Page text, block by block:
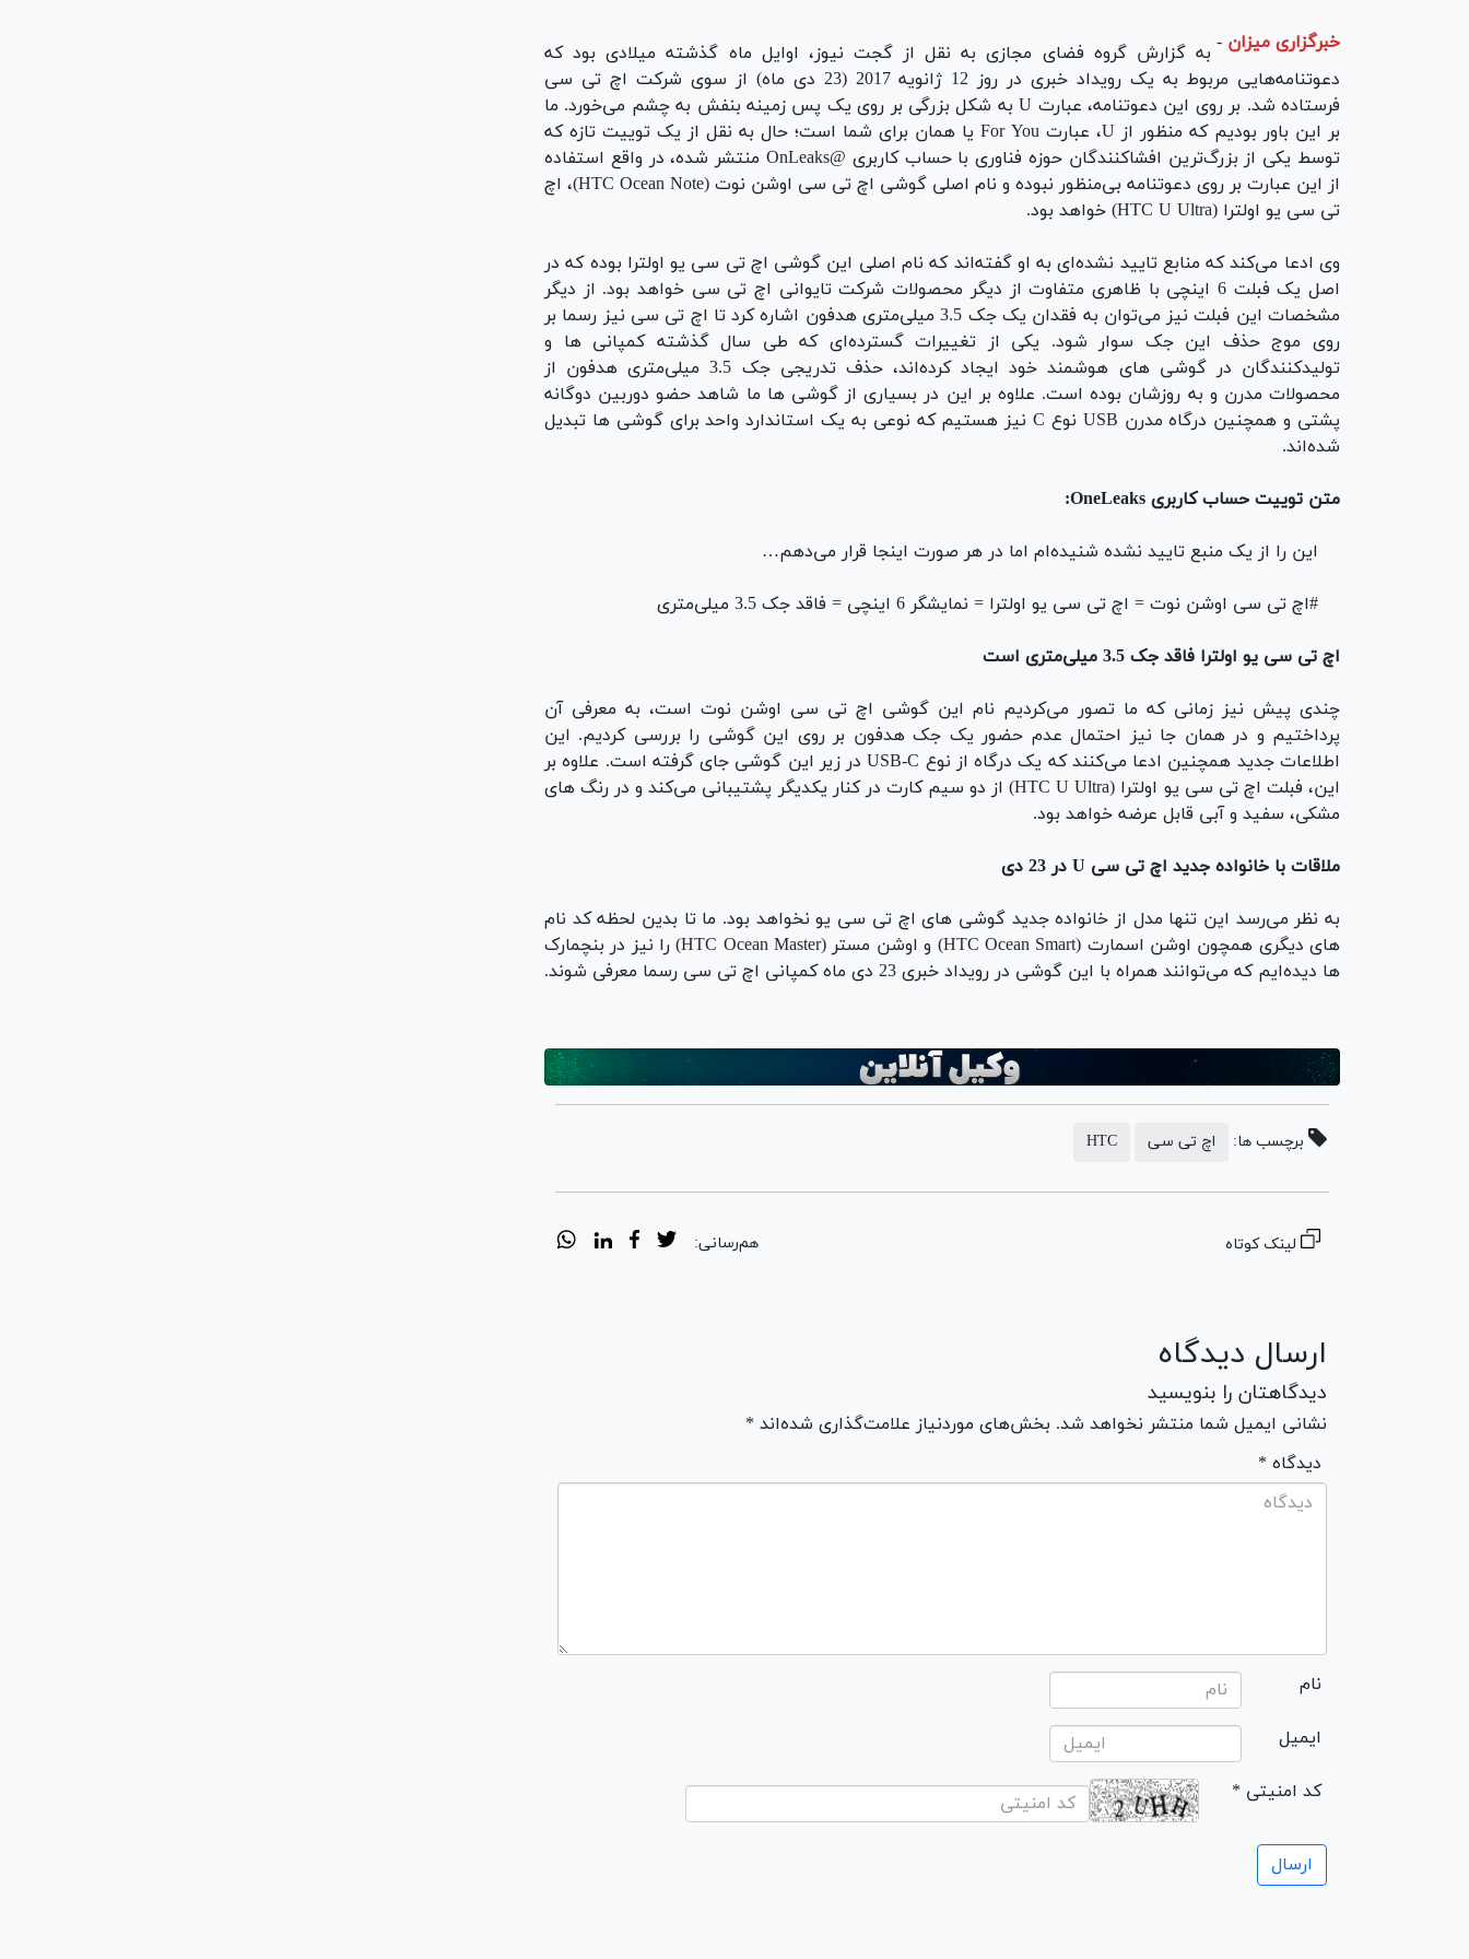
خبرگزاری میزان - به گزارش گروه فضای مجازی به نقل از گجت نیوز، اوایل ماه گذشته میلادی بود که
دعوتنامه‌هایی مربوط به یک رویداد خبری در روز 12 ژانویه 2017 (23 دی ماه) از سوی شرکت اچ تی سی
فرستاده شد. بر روی این دعوتنامه، عبارت U به شکل بزرگی بر روی یک پس زمینه بنفش به چشم می‌خورد. ما
بر این باور بودیم که منظور از U، عبارت For You یا همان برای شما است؛ حال به نقل از یک توییت تازه که
توسط یکی از بزرگ‌ترین افشاکنندگان حوزه فناوری با حساب کاربری @OnLeaks منتشر شده، در واقع استفاده
از این عبارت بر روی دعوتنامه بی‌منظور نبوده و نام اصلی گوشی اچ تی سی اوشن نوت (HTC Ocean Note)، اچ
تی سی یو اولترا (HTC U Ultra) خواهد بود.
وی ادعا می‌کند که منابع تایید نشده‌ای به او گفته‌اند که نام اصلی این گوشی اچ تی سی یو اولترا بوده که در
اصل یک فبلت 6 اینچی با ظاهری متفاوت از دیگر محصولات شرکت تایوانی اچ تی سی خواهد بود. از دیگر
مشخصات این فبلت نیز می‌توان به فقدان یک جک 3.5 میلی‌متری هدفون اشاره کرد تا اچ تی سی نیز رسما بر
روی موج حذف این جک سوار شود. یکی از تغییرات گسترده‌ای که طی سال گذشته کمپانی ها و
تولیدکنندگان در گوشی های هوشمند خود ایجاد کرده‌اند، حذف تدریجی جک 3.5 میلی‌متری هدفون از
محصولات مدرن و به روزشان بوده است. علاوه بر این در بسیاری از گوشی ها ما شاهد حضو دوربین دوگانه
پشتی و همچنین درگاه مدرن USB نوع C نیز هستیم که نوعی به یک استاندارد واحد برای گوشی ها تبدیل
شده‌اند.
متن توییت حساب کاربری OneLeaks:
این را از یک منبع تایید نشده شنیده‌ام اما در هر صورت اینجا قرار می‌دهم…
#اچ تی سی اوشن نوت = اچ تی سی یو اولترا = نمایشگر 6 اینچی = فاقد جک 3.5 میلی‌متری
اچ تی سی یو اولترا فاقد جک 3.5 میلی‌متری است
چندی پیش نیز زمانی که ما تصور می‌کردیم نام این گوشی اچ تی سی اوشن نوت است، به معرفی آن
پرداختیم و در همان جا نیز احتمال عدم حضور یک جک هدفون بر روی این گوشی را بررسی کردیم. این
اطلاعات جدید همچنین ادعا می‌کنند که یک درگاه از نوع USB-C در زیر این گوشی جای گرفته است. علاوه بر
این، فبلت اچ تی سی یو اولترا (HTC U Ultra) از دو سیم کارت در کنار یکدیگر پشتیبانی می‌کند و در رنگ های
مشکی، سفید و آبی قابل عرضه خواهد بود.
ملاقات با خانواده جدید اچ تی سی U در 23 دی
به نظر می‌رسد این تنها مدل از خانواده جدید گوشی های اچ تی سی یو نخواهد بود. ما تا بدین لحظه کد نام
های دیگری همچون اوشن اسمارت (HTC Ocean Smart) و اوشن مستر (HTC Ocean Master) را نیز در بنچمارک
ها دیده‌ایم که می‌توانند همراه با این گوشی در رویداد خبری 23 دی ماه کمپانی اچ تی سی رسما معرفی شوند.
برچسب ها: اچ تی سی HTC
لینک کوتاه هم‌رسانی:
ارسال دیدگاه
دیدگاهتان را بنویسید
نشانی ایمیل شما منتشر نخواهد شد. بخش‌های موردنیاز علامت‌گذاری شده‌اند *
* دیدگاه
نام
ایمیل
* کد امنیتی